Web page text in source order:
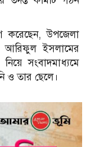
করেছেন, উপজেলা
আরিফুল ইসলামের
সংবাদমাধ্যমে
ও তার ছেলে।